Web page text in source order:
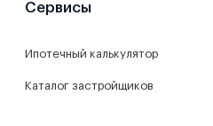
Сервисы
Ипотечный калькулятор
Каталог застройщиков